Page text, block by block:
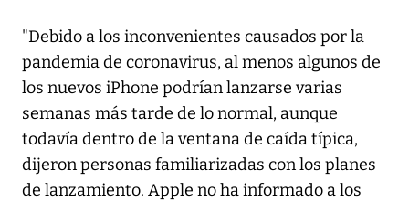
"Debido a los inconvenientes causados por la
pandemia de coronavirus, al menos algunos de
los nuevos iPhone podrían lanzarse varias
semanas más tarde de lo normal, aunque
todavía dentro de la ventana de caída típica,
dijeron personas familiarizadas con los planes
de lanzamiento. Apple no ha informado a los